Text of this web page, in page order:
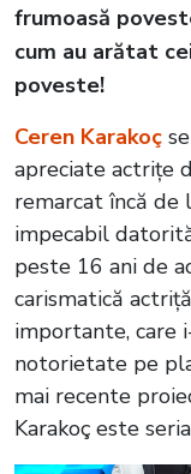
frumoasă
cum au arătat
poveste!
Ceren Karakoç
apreciate actrițe
remarcat încă
impecabil
peste 16 ani de
carismatică
importante, care
notorietate pe
mai recente
Karakoç este